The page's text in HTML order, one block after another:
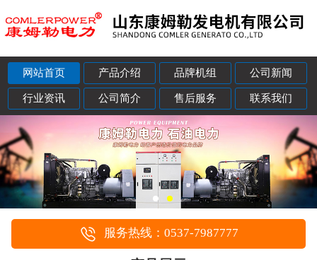
网站首页 产品介绍 品牌机组 公司新闻
行业资讯 公司简介 售后服务 联系我们
服务热线：0537-7987777